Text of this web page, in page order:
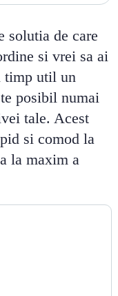
solutia de care
si vrei sa ai
timp util un
posibil numai
tale. Acest
si comod la
la maxim a